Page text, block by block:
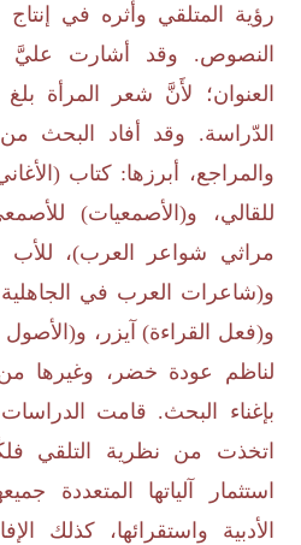
رؤية المتلقي وأثره في إنتاج
النصوص. وقد أشارت عليَّ
العنوان؛ لأَنَّ شعر المرأة
الدّراسة. وقد أفاد البحث
والمراجع، أبرزها: كتاب
للقالي، و(الأصمعيات)
مراثي شواعر العرب)، للأب
و(شاعرات العرب في الجاهلية
و(فعل القراءة) آيزر، و(الأصول
لناظم عودة خضر، وغيرها من
بإغناء البحث. قامت
اتخذت من نظرية التلقي
استثمار آلياتها المتعددة
الأدبية واستقرائها، كذلك